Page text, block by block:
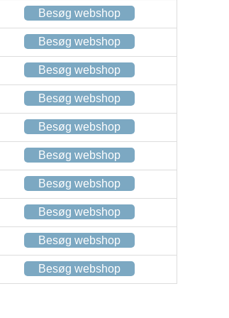
Besøg webshop
Besøg webshop
Besøg webshop
Besøg webshop
Besøg webshop
Besøg webshop
Besøg webshop
Besøg webshop
Besøg webshop
Besøg webshop